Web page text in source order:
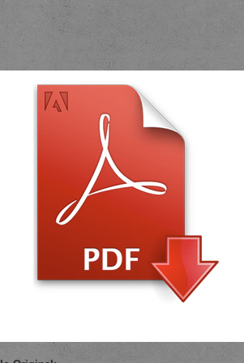
de mayo y la guerra de la independencia (1808-
Descarga gratuita EPUB PDF